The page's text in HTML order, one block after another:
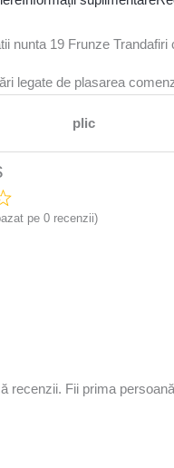
nunta 19 Frunze
legate de plasarea
plic
pe 0 recenzii)
recenzii. Fii prima